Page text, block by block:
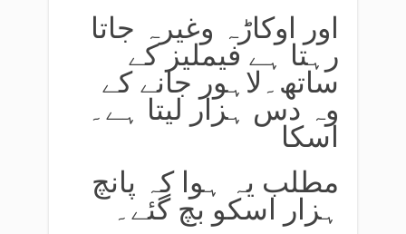
اور اوکاڑہ وغیرہ جاتا
رہتا ہے فیملیز کے
ساتھ۔لاہور جانے کے
وہ دس ہزار لیتا ہے۔
اسکا
مطلب یہ ہوا کہ پانچ
ہزار اسکو بچ گئے۔